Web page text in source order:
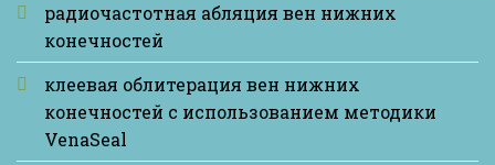
радиочастотная абляция вен нижних
конечностей
клеевая облитерация вен нижних
конечностей с использованием методики
VenaSeal